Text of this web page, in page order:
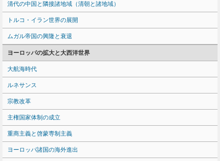
清代の中国と隣接諸地域（清朝と諸地域）
トルコ・イラン世界の展開
ムガル帝国の興隆と衰退
ヨーロッパの拡大と大西洋世界
大航海時代
ルネサンス
宗教改革
主権国家体制の成立
重商主義と啓蒙専制主義
ヨーロッパ諸国の海外進出